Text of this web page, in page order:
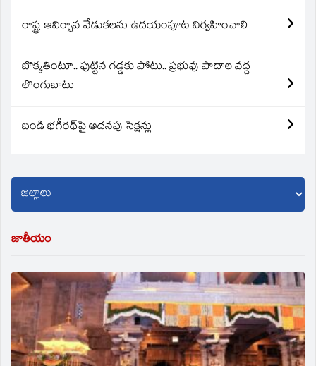
రాష్ట్ర ఆవిర్బావ వేడుకలను ఉదయంపూట నిర్వహించాలి
బొక్కతింటూ.. పుట్టిన గడ్డకు పోటు.. ప్రభువు పాదాల వద్ద
లొంగుబాటు
బండి భగీరథ్‌పై అదనపు సెక్షన్లు
జాతీయం